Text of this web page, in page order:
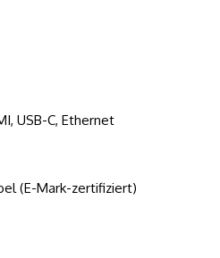
USB-C, Ethernet
(E-Mark-zertifiziert)